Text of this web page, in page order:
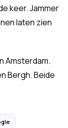
keer. Jammer
laten zien
Amsterdam.
Bergh. Beide